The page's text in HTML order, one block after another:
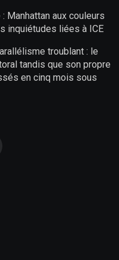
Manhattan aux couleurs
inquiétudes liées à ICE
troublant : le
tandis que son propre
en cinq mois sous